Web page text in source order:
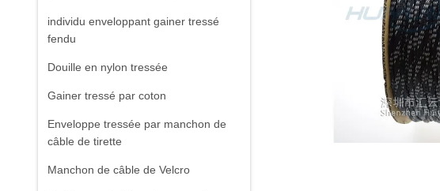
individu enveloppant gainer tressé
fendu
Douille en nylon tressée
Gainer tressé par coton
Enveloppe tressée par manchon de
câble de tirette
Manchon de câble de Velcro